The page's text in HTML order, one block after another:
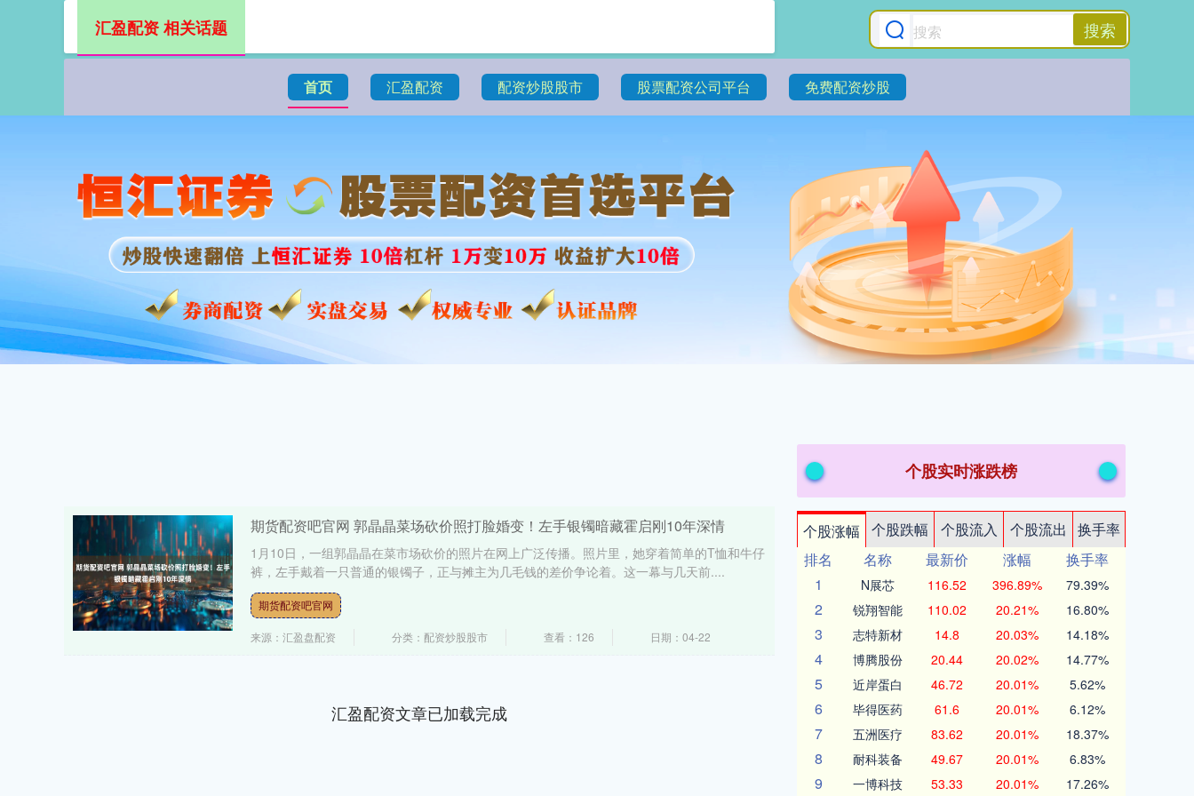
搜索
首页 汇盈配资 配资炒股股市 股票配资公司平台 免费配资炒股
汇盈配资 相关话题
期货配资吧官网 郭晶晶菜场砍价照打脸婚变！左手银镯暗藏霍启刚10年深情
1月10日，一组郭晶晶在菜市场砍价的照片在网上广泛传播。照片里，她穿着简单的T恤和牛仔
裤，左手戴着一只普通的银镯子，正与摊主为几毛钱的差价争论着。这一幕与几天前....
期货配资吧官网
来源：汇盈盘配资 分类：配资炒股股市 查看：126 日期：04-22
汇盈配资文章已加载完成
个股实时涨跌榜
个股涨幅 个股跌幅 个股流入 个股流出
换手率
排名
名称 最新价 涨幅
换手率
1
N展芯 116.52 396.89% 79.39%
2 锐翔智能 110.02 20.21% 16.80%
3 志特新材 14.8 20.03% 14.18%
4 博腾股份 20.44 20.02% 14.77%
5 近岸蛋白 46.72 20.01% 5.62%
6 毕得医药 61.6 20.01% 6.12%
7 五洲医疗 83.62 20.01% 18.37%
8 耐科装备 49.67 20.01% 6.83%
9 一博科技 53.33 20.01% 17.26%